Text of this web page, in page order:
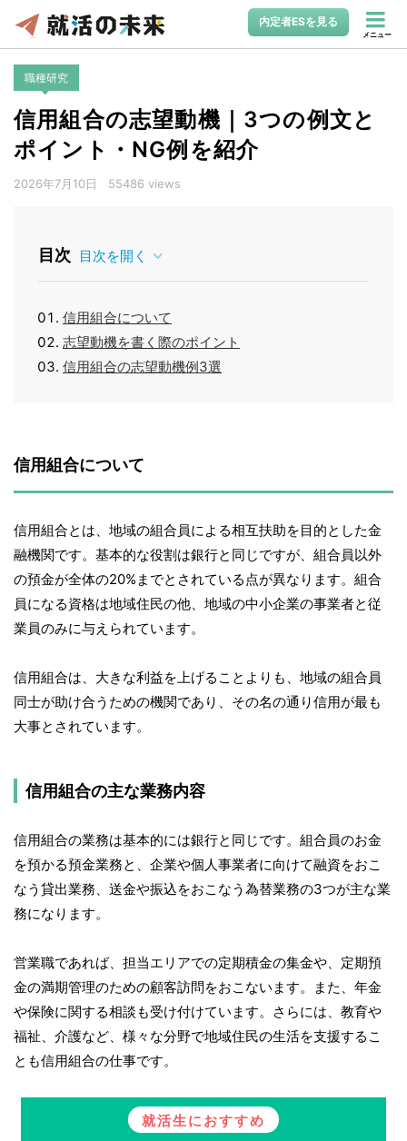
内定者ESを見る
メニュー
職種研究
信用組合の志望動機｜3つの例文と
ポイント・NG例を紹介
2026年7月10日 55486 views
目次 目次を開く
信用組合について
志望動機を書く際のポイント
信用組合の志望動機例3選
信用組合について
信用組合とは、地域の組合員による相互扶助を目的とした金
融機関です。基本的な役割は銀行と同じですが、組合員以外
の預金が全体の20%までとされている点が異なります。組合
員になる資格は地域住民の他、地域の中小企業の事業者と従
業員のみに与えられています。
信用組合は、大きな利益を上げることよりも、地域の組合員
同士が助け合うための機関であり、その名の通り信用が最も
大事とされています。
信用組合の主な業務内容
信用組合の業務は基本的には銀行と同じです。組合員のお金
を預かる預金業務と、企業や個人事業者に向けて融資をおこ
なう貸出業務、送金や振込をおこなう為替業務の3つが主な業
務になります。
営業職であれば、担当エリアでの定期積金の集金や、定期預
金の満期管理のための顧客訪問をおこないます。また、年金
や保険に関する相談も受け付けています。さらには、教育や
福祉、介護など、様々な分野で地域住民の生活を支援するこ
とも信用組合の仕事です。
就活生におすすめ